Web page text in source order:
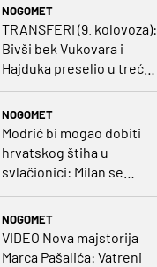
NOGOMET
TRANSFERI (9. kolovoza):
Bivši bek Vukovara i
Hajduka preselio u treću
NOGOMET
Modrić bi mogao dobiti
hrvatskog štiha u
svlačionici: Milan se
NOGOMET
VIDEO Nova majstorija
Marca Pašalića: Vatreni